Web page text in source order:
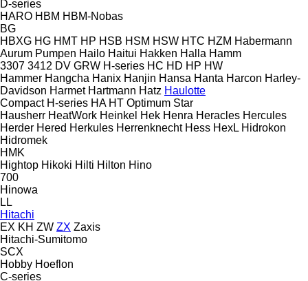
D-series
HARO HBM HBM-Nobas
BG
HBXG HG HMT HP HSB HSM HSW HTC HZM Habermann
Aurum Pumpen Hailo Haitui Hakken Halla Hamm
3307 3412 DV GRW H-series HC HD HP HW
Hammer Hangcha Hanix Hanjin Hansa Hanta Harcon Harley-
Davidson Harmet Hartmann Hatz Haulotte
Compact H-series HA HT Optimum Star
Hausherr HeatWork Heinkel Hek Henra Heracles Hercules
Herder Hered Herkules Herrenknecht Hess HexL Hidrokon
Hidromek
HMK
Hightop Hikoki Hilti Hilton Hino
700
Hinowa
LL
Hitachi
EX KH ZW ZX Zaxis
Hitachi-Sumitomo
SCX
Hobby Hoeflon
C-series